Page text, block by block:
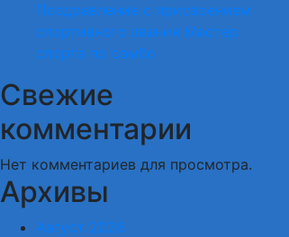
Поздравление с присвоением
спортивного звания Мастер
спорта по самбо
Свежие
комментарии
Нет комментариев для просмотра.
Архивы
Август 2026